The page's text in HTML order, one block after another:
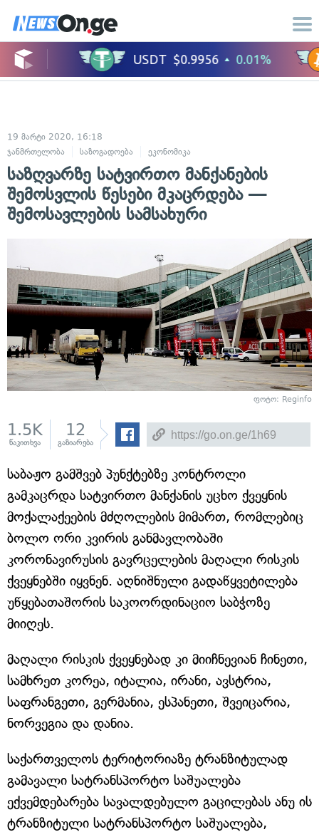
19 მარტი 2020, 16:18
ჯანმრთელობა
საზოგადოება ეკონომიკა
საზღვარზე სატვირთო მანქანების
შემოსვლის წესები მკაცრდება —
შემოსავლების სამსახური
ფოტო: Reginfo
1.5K
წაკითხვა
12
გაზიარება
საბაჟო გამშვებ პუნქტებზე კონტროლი
გამკაცრდა სატვირთო მანქანის უცხო ქვეყნის
მოქალაქეების მძღოლების მიმართ, რომლებიც
ბოლო ორი კვირის განმავლობაში
კორონავირუსის გავრცელების მაღალი რისკის
ქვეყნებში იყვნენ. აღნიშნული გადაწყვეტილება
უწყებათაშორის საკოორდინაციო საბჭოზე
მიიღეს.
მაღალი რისკის ქვეყნებად კი მიიჩნევიან ჩინეთი,
სამხრეთ კორეა, იტალია, ირანი, ავსტრია,
საფრანგეთი, გერმანია, ესპანეთი, შვეიცარია,
ნორვეგია და დანია.
საქართველოს ტერიტორიაზე ტრანზიტულად
გამავალი სატრანსპორტო საშუალება
ექვემდებარება სავალდებულო გაცილებას ანუ ის
ტრანზიტული სატრანსპორტო საშუალება,